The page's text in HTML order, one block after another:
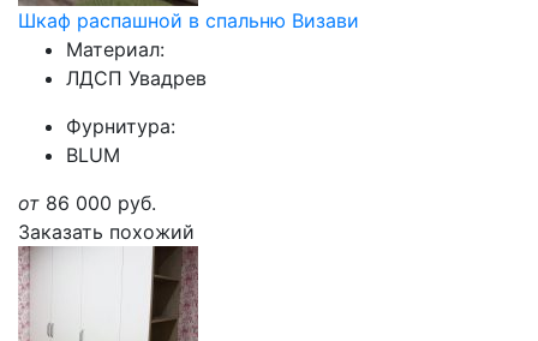
Шкаф распашной в спальню Визави
Материал:
ЛДСП Увадрев
Фурнитура:
BLUM
от 86 000 руб.
Заказать похожий